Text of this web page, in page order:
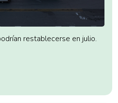
restablecerse en julio.